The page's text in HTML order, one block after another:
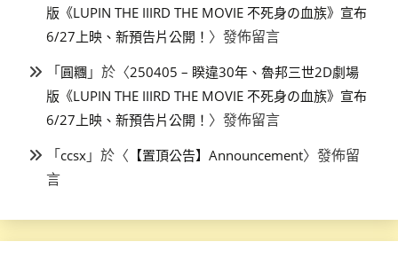
版《LUPIN THE IIIRD THE MOVIE 不死身の血族》宣布
6/27上映、新預告片公開！ 〉發佈留言
「圓糰 」於〈250405 – 睽違30年、魯邦三世2D劇場
版《LUPIN THE IIIRD THE MOVIE 不死身の血族》宣布
6/27上映、新預告片公開！ 〉發佈留言
「ccsx 」於〈 【置頂公告】Announcement〉發佈留
言